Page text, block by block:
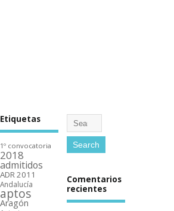
Etiquetas
1º convocatoria
2018
admitidos
ADR 2011
Andalucí­a
aptos
Aragón
Comentarios
recientes